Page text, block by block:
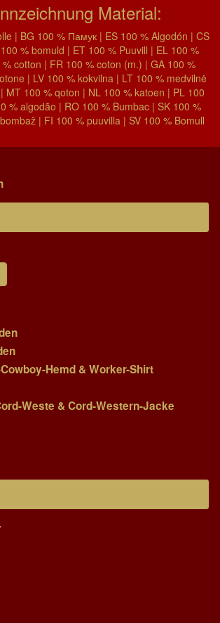
Material:
| BG 100 % Памук | ES 100 % Algodón | CS
% bomuld | ET 100 % Puuvill | EL 100 %
cotton | FR 100 % coton (m.) | GA 100 %
| LV 100 % kokvilna | LT 100 % medvilnė
MT 100 % qoton | NL 100 % katoen | PL 100
% algodão | RO 100 % Bumbac | SK 100 %
| FI 100 % puuvilla | SV 100 % Bomull
Hemd & Worker-Shirt
Weste & Cord-Western-Jacke